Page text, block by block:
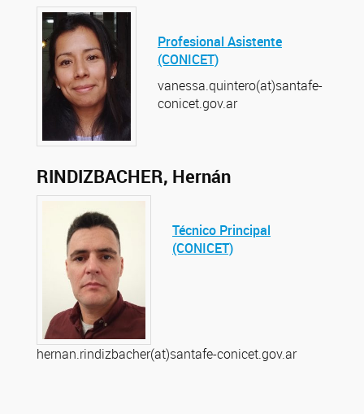
Profesional Asistente
(CONICET)
vanessa.quintero(at)santafe-
conicet.gov.ar
RINDIZBACHER, Hernán
Técnico Principal
(CONICET)
hernan.rindizbacher(at)santafe-conicet.gov.ar